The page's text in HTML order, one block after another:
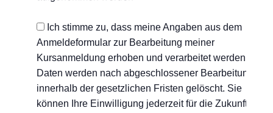
Ich stimme zu, dass meine Angaben aus dem
Anmeldeformular zur Bearbeitung meiner
Kursanmeldung erhoben und verarbeitet werden. Die
Daten werden nach abgeschlossener Bearbeitung
innerhalb der gesetzlichen Fristen gelöscht. Sie
können Ihre Einwilligung jederzeit für die Zukunft per